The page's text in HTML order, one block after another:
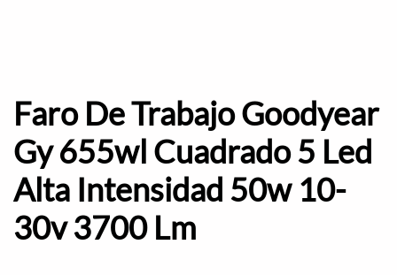
Faro De Trabajo Goodyear
Gy 655wl Cuadrado 5 Led
Alta Intensidad 50w 10-
30v 3700 Lm